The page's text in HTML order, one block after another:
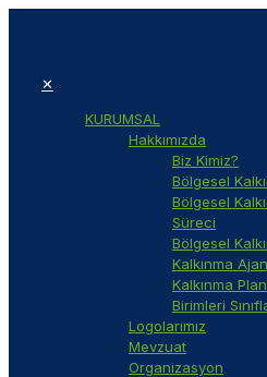
✕
KURUMSAL
Hakkımızda
Biz Kimiz?
Bölgesel
Bölgesel
Süreci
Bölgesel
Kalkınma
Kalkınma
Birimleri
Logolarımız
Mevzuat
Organizasyon